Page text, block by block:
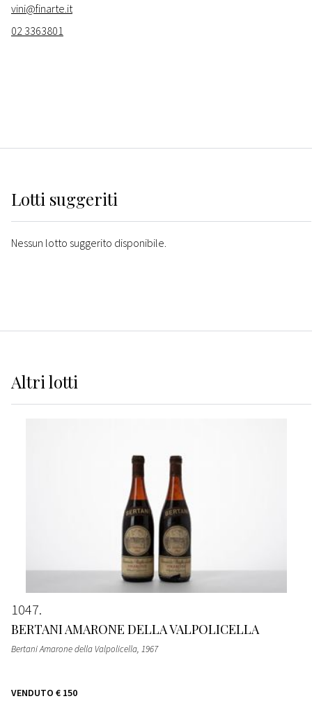
vini@finarte.it
02 3363801
Lotti suggeriti
Nessun lotto suggerito disponibile.
Altrilotti
1047
BERTANI AMARONE DELLA VALPOLICELLA
Bertani Amarone della Valpolicella, 1967
VENDUTO € 150